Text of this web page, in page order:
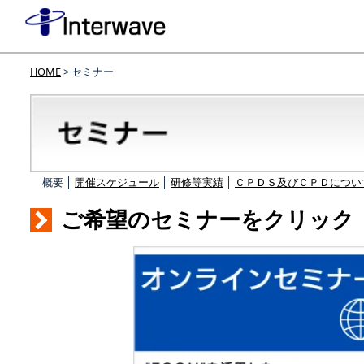
HOME> セミナー
概要 │ 開催スケジュール 研修等実績 ＣＰＤＳ及びＣＰＤにつ
ご希望のセミナーをクリック